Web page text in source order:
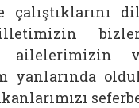
ailelerimizin
yanlarında